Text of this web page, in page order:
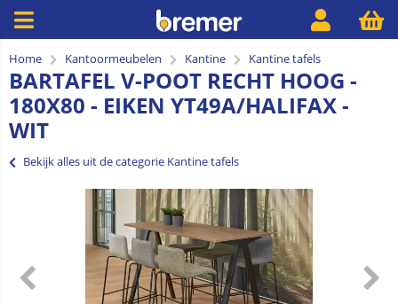
Home Kantoormeubelen Kantine Kantine tafels
BARTAFEL V-POOT RECHT HOOG -
180X80 - EIKEN YT49A/HALIFAX -
WIT
Bekijk alles uit de categorie Kantine tafels